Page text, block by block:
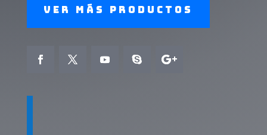
Ver más productos